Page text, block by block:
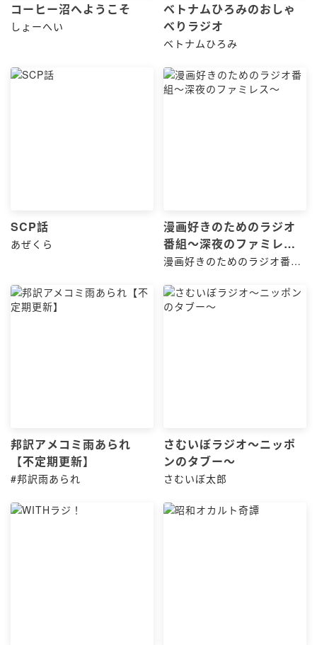
コーヒー沼へようこそ
しょーへい
ベトナムひろみのおしゃ
べりラジオ
ベトナムひろみ
SCP話
あぜくら
漫画好きのためのラジオ
番組〜深夜のファミレス
〜
漫画好きのためのラジオ番組
邦訳アメコミ雨あられ
【不定期更新】
#邦訳雨あられ
さむいぼラジオ〜ニッポ
ンのタブー〜
さむいぼ太郎